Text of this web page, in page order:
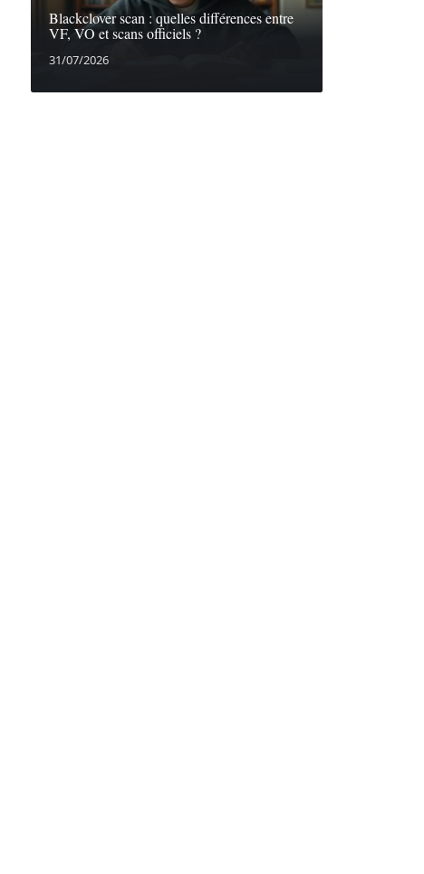
Blackclover scan : quelles différences entre
VF, VO et scans officiels ?
31/07/2026